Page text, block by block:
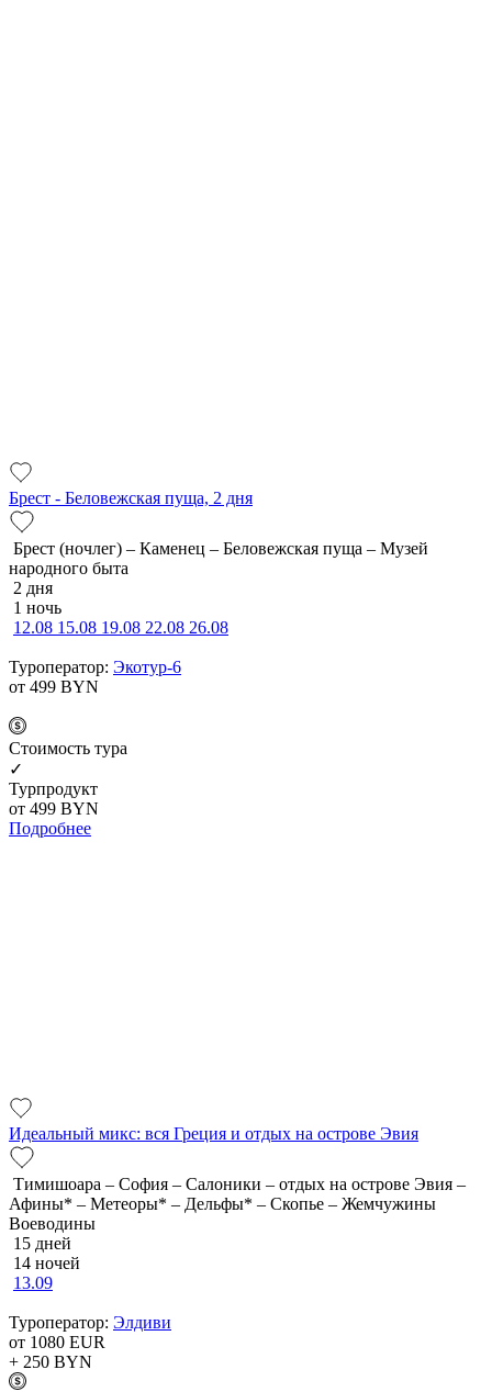
Брест - Беловежская пуща, 2 дня
Брест (ночлег) – Каменец – Беловежская пуща – Музей
народного быта
2 дня
1 ночь
12.08 15.08 19.08 22.08 26.08
Туроператор: Экотур-6
от 499 BYN
Cтоимость тура
✓
Турпродукт
от 499 BYN
Подробнее
Идеальный микс: вся Греция и отдых на острове Эвия
Тимишоара – София – Салоники – отдых на острове Эвия –
Афины* – Метеоры* – Дельфы* – Скопье – Жемчужины
Воеводины
15 дней
14 ночей
13.09
Туроператор: Элдиви
от 1080 EUR
+ 250 BYN